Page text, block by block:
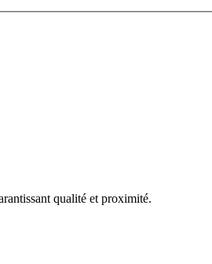
qualité et proximité.